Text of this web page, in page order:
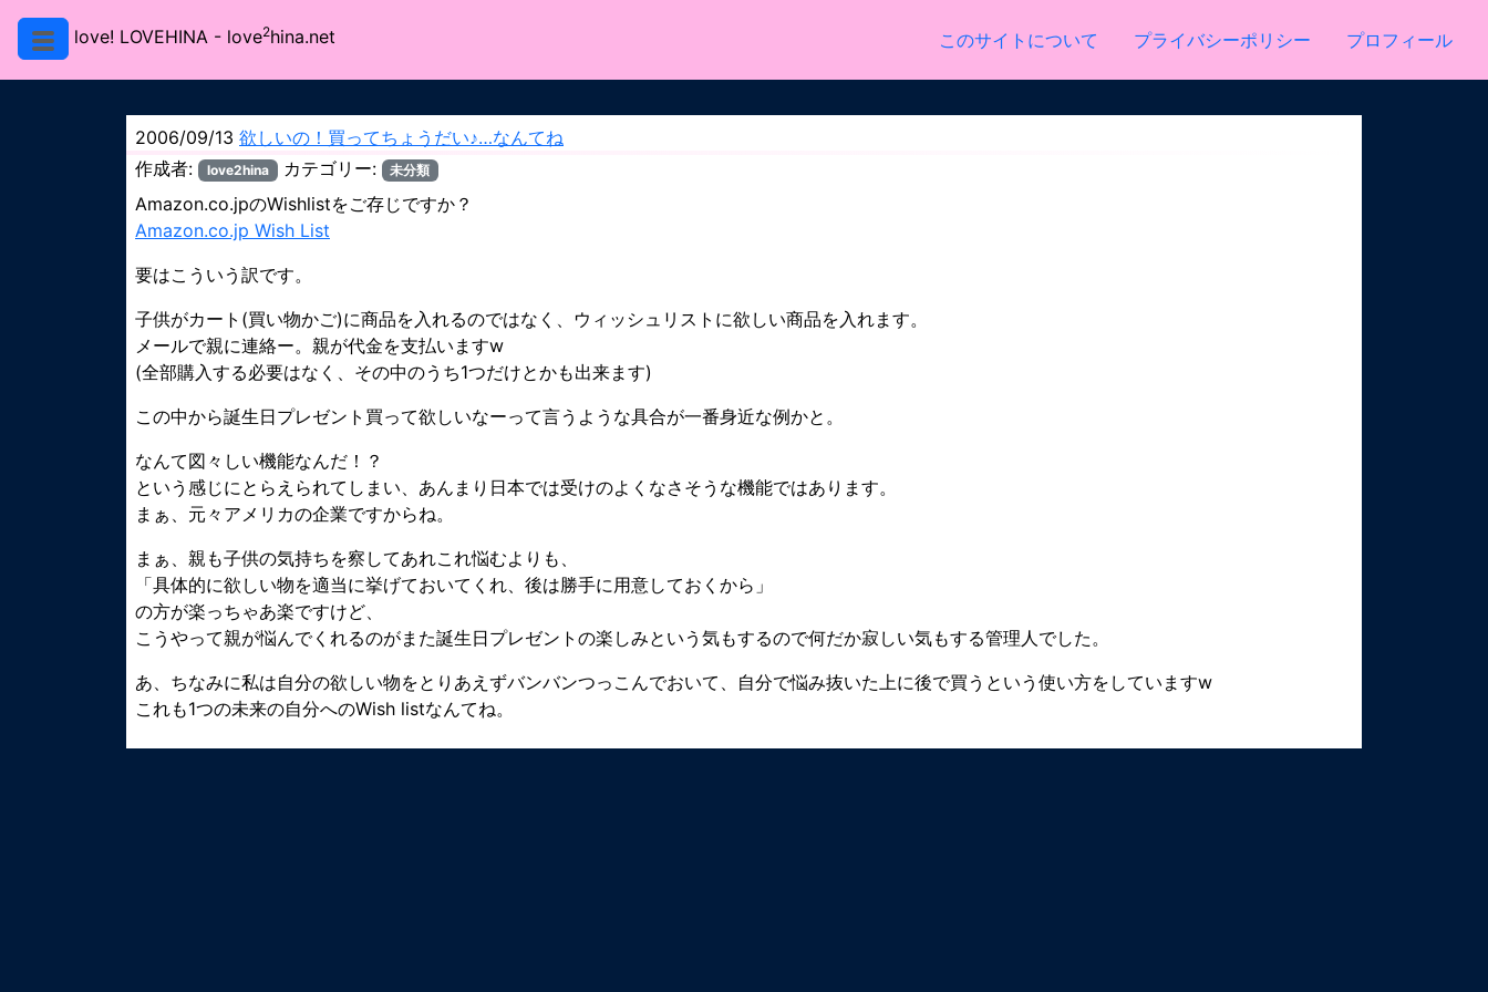
love! LOVEHINA - love2hina.net このサイトについて プライバシーポリシー プロフィール
2006/09/13 欲しいの！買ってちょうだい♪…なんてね
作成者:
love2hina カテゴリー: 未分類
Amazon.co.jpのWishlistをご存じですか？
Amazon.co.jp Wish List
要はこういう訳です。
子供がカート(買い物かご)に商品を入れるのではなく、ウィッシュリストに欲しい商品を入れます。
メールで親に連絡ー。親が代金を支払いますw
(全部購入する必要はなく、その中のうち1つだけとかも出来ます)
この中から誕生日プレゼント買って欲しいなーって言うような具合が一番身近な例かと。
なんて図々しい機能なんだ！？
という感じにとらえられてしまい、あんまり日本では受けのよくなさそうな機能ではあります。
まぁ、元々アメリカの企業ですからね。
まぁ、親も子供の気持ちを察してあれこれ悩むよりも、
「具体的に欲しい物を適当に挙げておいてくれ、後は勝手に用意しておくから」
の方が楽っちゃあ楽ですけど、
こうやって親が悩んでくれるのがまた誕生日プレゼントの楽しみという気もするので何だか寂しい気もする管理人でした。
あ、ちなみに私は自分の欲しい物をとりあえずバンバンつっこんでおいて、自分で悩み抜いた上に後で買うという使い方をしていますw
これも1つの未来の自分へのWish listなんてね。